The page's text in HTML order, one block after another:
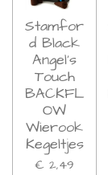
Stamfor
d Black
Angel's
Touch
BACKFL
OW
Wierook
Kegeltjes
€ 2,49